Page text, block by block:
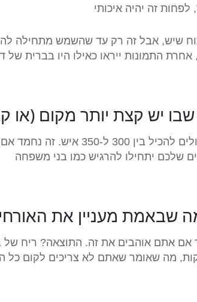
זה יהיה איכותי
שיש, אבל זה רק עד שהשמש מתחילה
התמונות ייראו כאילו היו בברית של
יש קצת יותר מקום (או
אם אתם צריכים משהו יותר גדול, סליה
שלכם יתחילו להרגיש כמו בני משפחה
שבאמת מעניין את
אם אתם אוהבים את זה. התוצאה? ריח
מה שאומר שאתם לא צריכים לקום כל